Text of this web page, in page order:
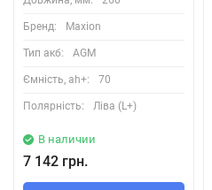
Бренд: Maxion
Тип акб: AGM
Ємність, ah+: 70
Полярність: Ліва (L+)
В наличии
7 142 грн.